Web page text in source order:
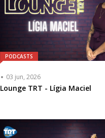
PODCASTS
03 jun, 2026
Lounge TRT - Lígia Maciel